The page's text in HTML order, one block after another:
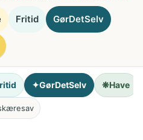
Fritid GørDetSelv
✦GørDetSelv ❋Have